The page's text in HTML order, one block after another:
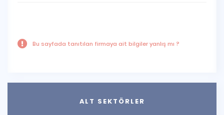
Bu sayfada tanıtılan firmaya ait bilgiler yanlış mı ?
ALT SEKTÖRLER